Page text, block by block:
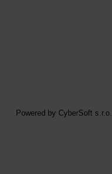
Powered by CyberSoft s.r.o.